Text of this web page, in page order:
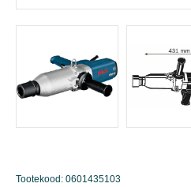
Tootekood: 0601435103